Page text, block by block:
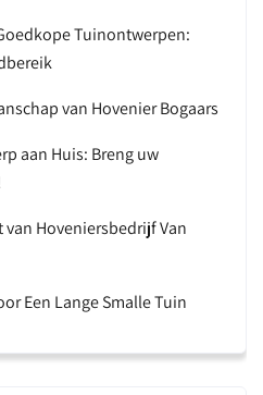
Tuinontwerpen:
van Hovenier Bogaars
aan Huis: Breng uw
Hoveniersbedrijf Van
Een Lange Smalle Tuin